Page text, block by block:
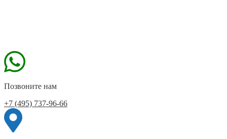
Позвоните нам
+7 (495) 737-96-66